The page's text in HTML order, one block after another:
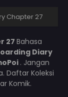
Chapter 27
27Bahasa
Diary
. Jangan
Daftar Koleksi
Komik.